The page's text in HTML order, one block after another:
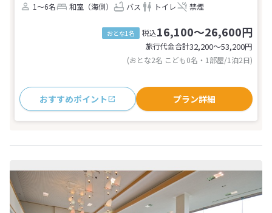
1～6名
和室（海側） バス トイレ 禁煙
おとな1名 税込16,100～26,600円
旅行代金合計32,200〜53,200円
(おとな2名 こども0名・1部屋/1泊2日)
おすすめポイント プラン詳細